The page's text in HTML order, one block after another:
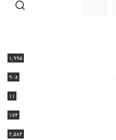
۱,۹۹۵
۹۰۸
۱۱
۱۷۴
۲,۵۸۴